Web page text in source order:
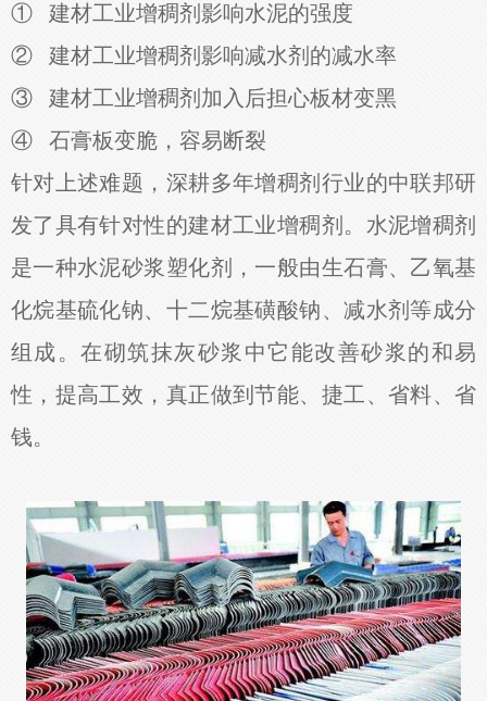
① 建材工业增稠剂影响水泥的强度
② 建材工业增稠剂影响减水剂的减水率
③ 建材工业增稠剂加入后担心板材变黑
④ 石膏板变脆，容易断裂
针对上述难题，深耕多年增稠剂行业的中联邦研
发了具有针对性的建材工业增稠剂。水泥增稠剂
是一种水泥砂浆塑化剂，一般由生石膏、乙氧基
化烷基硫化钠、十二烷基磺酸钠、减水剂等成分
组成。在砌筑抹灰砂浆中它能改善砂浆的和易
性，提高工效，真正做到节能、捷工、省料、省
钱。